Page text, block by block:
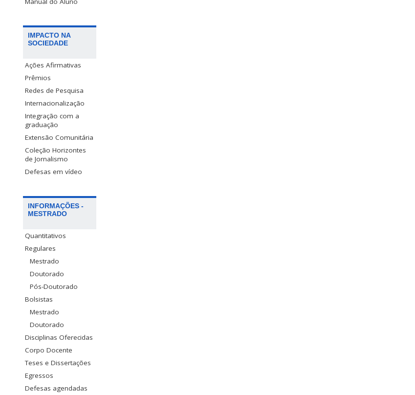
IMPACTO NA
SOCIEDADE
Ações Afirmativas
Prêmios
Redes de Pesquisa
Internacionalização
Integração com a
graduação
Extensão Comunitária
Coleção Horizontes
de Jornalismo
Defesas em vídeo
INFORMAÇÕES -
MESTRADO
Quantitativos
Regulares
Mestrado
Doutorado
Pós-Doutorado
Bolsistas
Mestrado
Doutorado
Disciplinas Oferecidas
Corpo Docente
Teses e Dissertações
Egressos
Defesas agendadas